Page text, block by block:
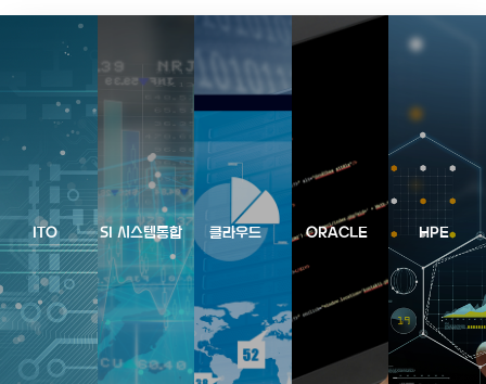
ITO SI 시스템통합 클라우드 ORACLE HPE